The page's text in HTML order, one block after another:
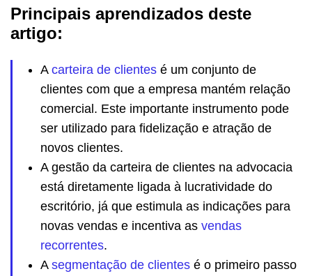
Principais aprendizados deste
artigo:
A carteira de clientes é um conjunto de
clientes com que a empresa mantém relação
comercial. Este importante instrumento pode
ser utilizado para fidelização e atração de
novos clientes.
A gestão da carteira de clientes na advocacia
está diretamente ligada à lucratividade do
escritório, já que estimula as indicações para
novas vendas e incentiva as vendas
recorrentes.
A segmentação de clientes é o primeiro passo